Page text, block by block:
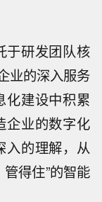
于研发团队核
业的深入服务
化建设中积累
企业的数字化
入的理解，从
得住”的智能